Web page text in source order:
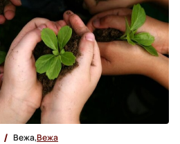
Вежа,Вежа